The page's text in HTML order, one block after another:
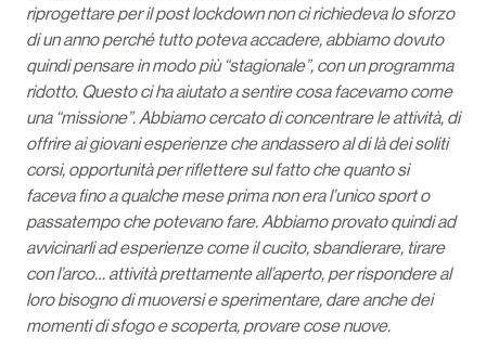
riprogettare per il post lockdown non ci richiedeva lo sforzo
di un anno perché tutto poteva accadere, abbiamo dovuto
quindi pensare in modo più “stagionale”, con un programma
ridotto. Questo ci ha aiutato a sentire cosa facevamo come
una “missione”. Abbiamo cercato di concentrare le attività, di
offrire ai giovani esperienze che andassero al di là dei soliti
corsi, opportunità per riflettere sul fatto che quanto si
faceva fino a qualche mese prima non era l’unico sport o
passatempo che potevano fare. Abbiamo provato quindi ad
avvicinarli ad esperienze come il cucito, sbandierare, tirare
con l’arco… attività prettamente all’aperto, per rispondere al
loro bisogno di muoversi e sperimentare, dare anche dei
momenti di sfogo e scoperta, provare cose nuove.